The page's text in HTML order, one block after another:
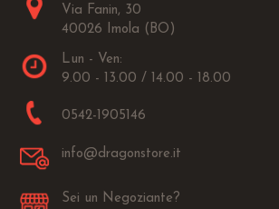
Via Fanin, 30
40026 Imola (BO)
Lun - Ven:
9.00 - 13.00 / 14.00 - 18.00
0542-1905146
info@dragonstore.it
Sei un Negoziante?